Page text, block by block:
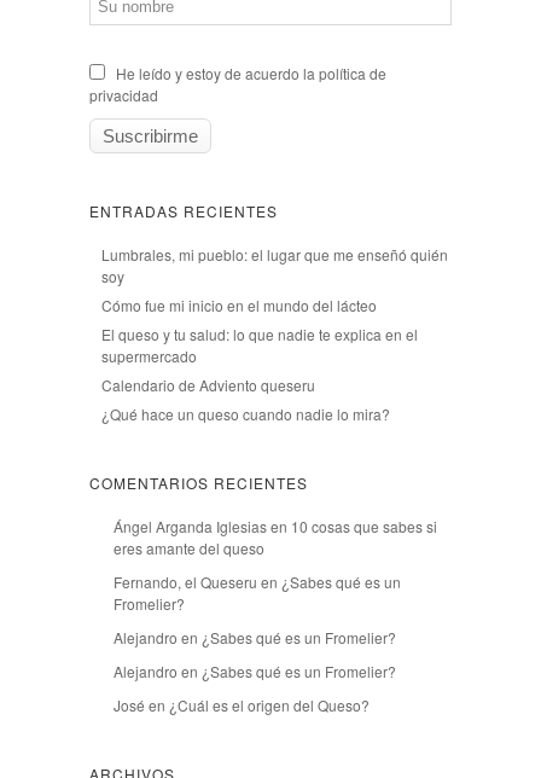
He leído y estoy de acuerdo la política de
privacidad
ENTRADAS RECIENTES
Lumbrales, mi pueblo: el lugar que me enseñó quién
soy
Cómo fue mi inicio en el mundo del lácteo
El queso y tu salud: lo que nadie te explica en el
supermercado
Calendario de Adviento queseru
¿Qué hace un queso cuando nadie lo mira?
COMENTARIOS RECIENTES
Ángel Arganda Iglesiasen 10 cosas que sabes si
eres amante del queso
Fernando, el Queseru en ¿Sabes qué es un
Fromelier?
Alejandro en ¿Sabes qué es un Fromelier?
Alejandro en ¿Sabes qué es un Fromelier?
José en ¿Cuál es el origen del Queso?